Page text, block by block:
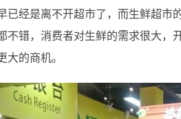
已经是离不开超市了，而生鲜超市
不错，消费者对生鲜的需求很大
大的商机。